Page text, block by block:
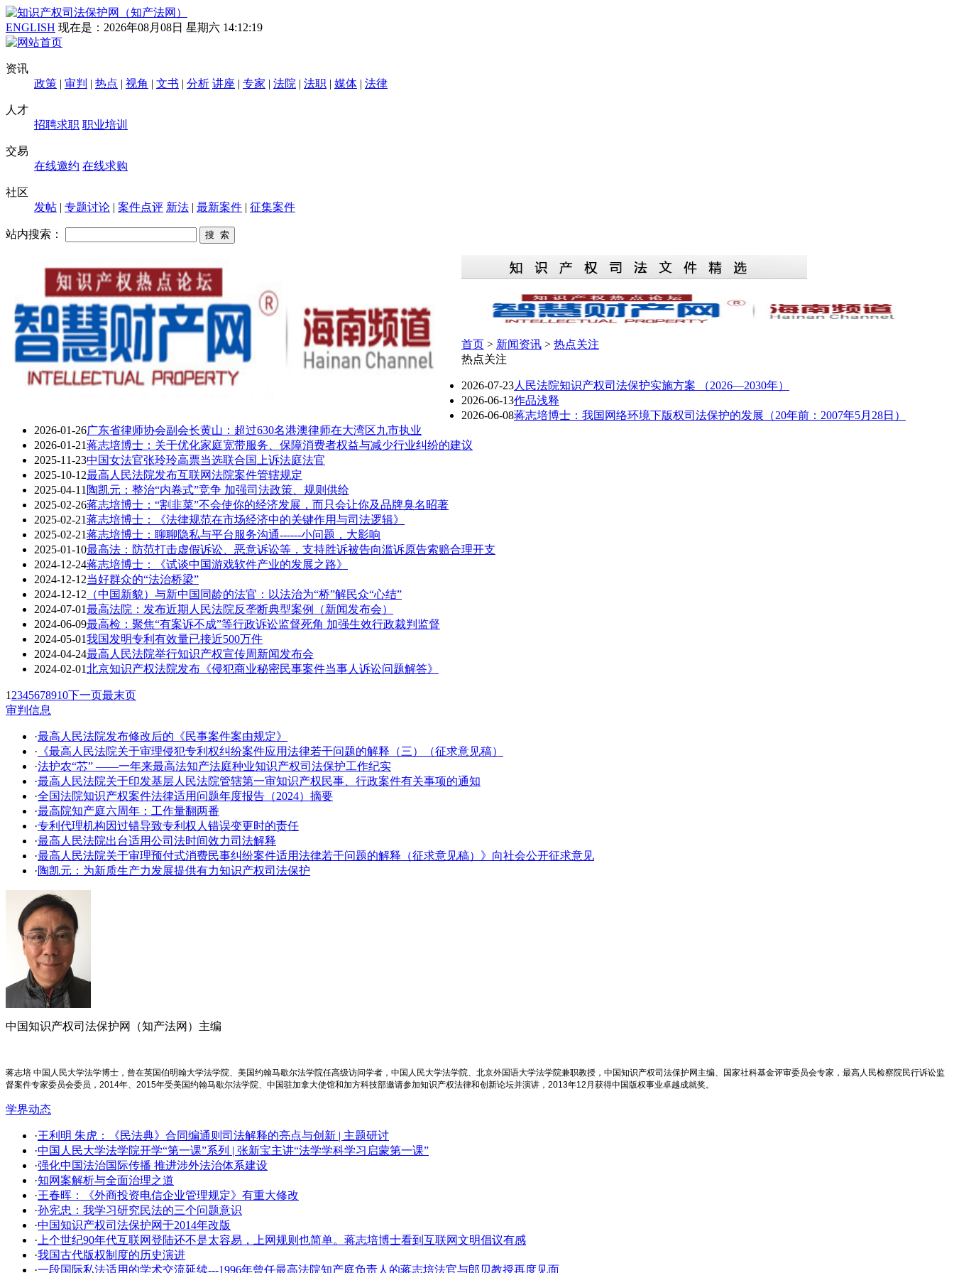
ENGLISH 现在是： 2026年08月08日 星期六 14:12:20
资讯
政策 | 审判 | 热点 | 视角 | 文书 | 分析 讲座 | 专家 | 法院 | 法职 | 媒体 | 法律
人才
招聘求职 职业培训
交易
在线邀约 在线求购
社区
发帖 | 专题讨论 | 案件点评 新法 | 最新案件 | 征集案件
站内搜索：
首页 > 新闻资讯 > 热点关注
热点关注
2026-07-23人民法院知识产权司法保护实施方案 （2026—2030年）
2026-06-13作品浅释
2026-06-08蒋志培博士：我国网络环境下版权司法保护的发展（20年前：2007年5月28日）
2026-01-26广东省律师协会副会长黄山：超过630名港澳律师在大湾区九市执业
2026-01-21蒋志培博士：关于优化家庭宽带服务、保障消费者权益与减少行业纠纷的建议
2025-11-23中国女法官张玲玲高票当选联合国上诉法庭法官
2025-10-12​最高人民法院发布互联网法院案件管辖规定
2025-04-11 ​陶凯元：整治“内卷式”竞争 加强司法政策、规则供给
2025-02-26蒋志培博士：“割韭菜”不会使你的经济发展，而只会让你及品牌臭名昭著
2025-02-21蒋志培博士：《法律规范在市场经济中的关键作用与司法逻辑》
2025-02-21蒋志培博士：​聊聊隐私与平台服务沟通------小问题，大影响
2025-01-10最高法：防范打击虚假诉讼、恶意诉讼等，支持胜诉被告向滥诉原告索赔合理开支
2024-12-24蒋志培博士：《试谈中国游戏软件产业的发展之路》
2024-12-12​当好群众的“法治桥梁”
2024-12-12 （中国新貌）与新中国同龄的法官：以法治为“桥”解民众“心结”
2024-07-01最高法院：发布近期人民法院反垄断典型案例（新闻发布会）
2024-06-09最高检：聚焦“有案诉不成”等行政诉讼监督死角 加强生效行政裁判监督
2024-05-01我国发明专利有效量已接近500万件
2024-04-24最高人民法院举行知识产权宣传周新闻发布会
2024-02-01北京知识产权法院发布《侵犯商业秘密民事案件当事人诉讼问题解答》
1 2345678910下一页最末页
审判信息
·最高人民法院发布修改后的《民事案件案由规定》
· 《最高人民法院关于审理侵犯专利权纠纷案件应用法律若干问题的解释（三）（征求意见稿）
·法护农“芯” ——一年来最高法知产法庭种业知识产权司法保护工作纪实
·​最高人民法院关于印发基层人民法院管辖第一审知识产权民事、行政案件有关事项的通知
·全国法院知识产权案件法律适用问题年度报告（2024）摘要
·最高院知产庭六周年：工作量翻两番
·专利代理机构因过错导致专利权人错误变更时的责任
·最高人民法院出台适用公司法时间效力司法解释
·最高人民法院关于审理预付式消费民事纠纷案件适用法律若干问题的解释（征求意见稿）》向社会公开征求意见
·陶凯元：为新质生产力发展提供有力知识产权司法保护
中国知识产权司法保护网（知产法网）主编
蒋志培 中国人民大学法学博士，曾在英国伯明翰大学法学院、美国约翰马歇尔法学院任高级访问学者，中国人民大学法学院、北京外国语大学法学院兼职教授，中国知识产权司法保护网主编、国家社科基金评审委员会专家，最高人民检察院民行诉讼监
督案件专家委员会委员，2014年、2015年受美国约翰马歇尔法学院、中国驻加拿大使馆和加方科技部邀请参加知识产权法律和创新论坛并演讲，2013年12月获得中国版权事业卓越成就奖。
学界动态
·王利明 朱虎：《民法典》合同编通则司法解释的亮点与创新 | 主题研讨
·中国人民大学法学院开学​“第一课”系列 | 张新宝主讲“法学学科学习启蒙第一课”
·强化中国法治国际传播 推进涉外法治体系建设
·知网案解析与全面治理之道
·王春晖：《外商投资电信企业管理规定》有重大修改
·孙宪忠：我学习研究民法的三个问题意识
·中国知识产权司法保护网于2014年改版
· 上个世纪90年代互联网登陆还不是太容易，上网规则也简单。蒋志培博士看到互联网文明倡议有感
·我国古代版权制度的历史演进
·一段国际私法适用的学术交流延续---1996年曾任最高法院知产庭负责人的蒋志培法官与郎贝教授再度见面